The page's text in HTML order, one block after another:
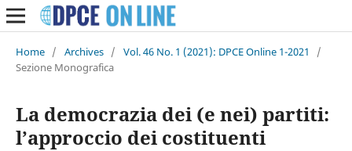
Home / Archives / Vol. 46 No. 1 (2021): DPCE Online 1-2021
/
Sezione Monografica
La democrazia dei (e nei) partiti:
l’approccio dei costituenti